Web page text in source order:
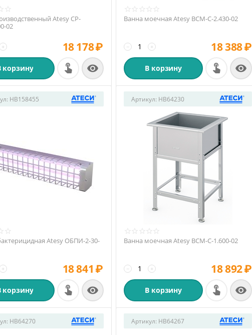
Atesy СР-
02
+ 18 178₽
корзину 
Ванна моечная Atesy ВСМ-С-2.430-02
+
− 18 388₽
В корзину 
HB158455
Atesy ОБПИ-2-30-
+ 18 841 ₽
корзину 
Артикул: HB64230
Ванна моечная Atesy ВСМ-С-1.600-02
+
− 18 892₽
В корзину 
HB64270 Артикул: HB64267